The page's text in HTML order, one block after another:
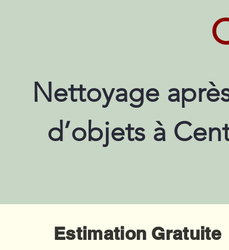
Nettoyage
d’objets à
Estimation Gratuite